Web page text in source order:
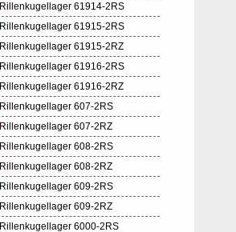
Rillenkugellager 61914-2RS
Rillenkugellager 61915-2RS
Rillenkugellager 61915-2RZ
Rillenkugellager 61916-2RS
Rillenkugellager 61916-2RZ
Rillenkugellager 607-2RS
Rillenkugellager 607-2RZ
Rillenkugellager 608-2RS
Rillenkugellager 608-2RZ
Rillenkugellager 609-2RS
Rillenkugellager 609-2RZ
Rillenkugellager 6000-2RS